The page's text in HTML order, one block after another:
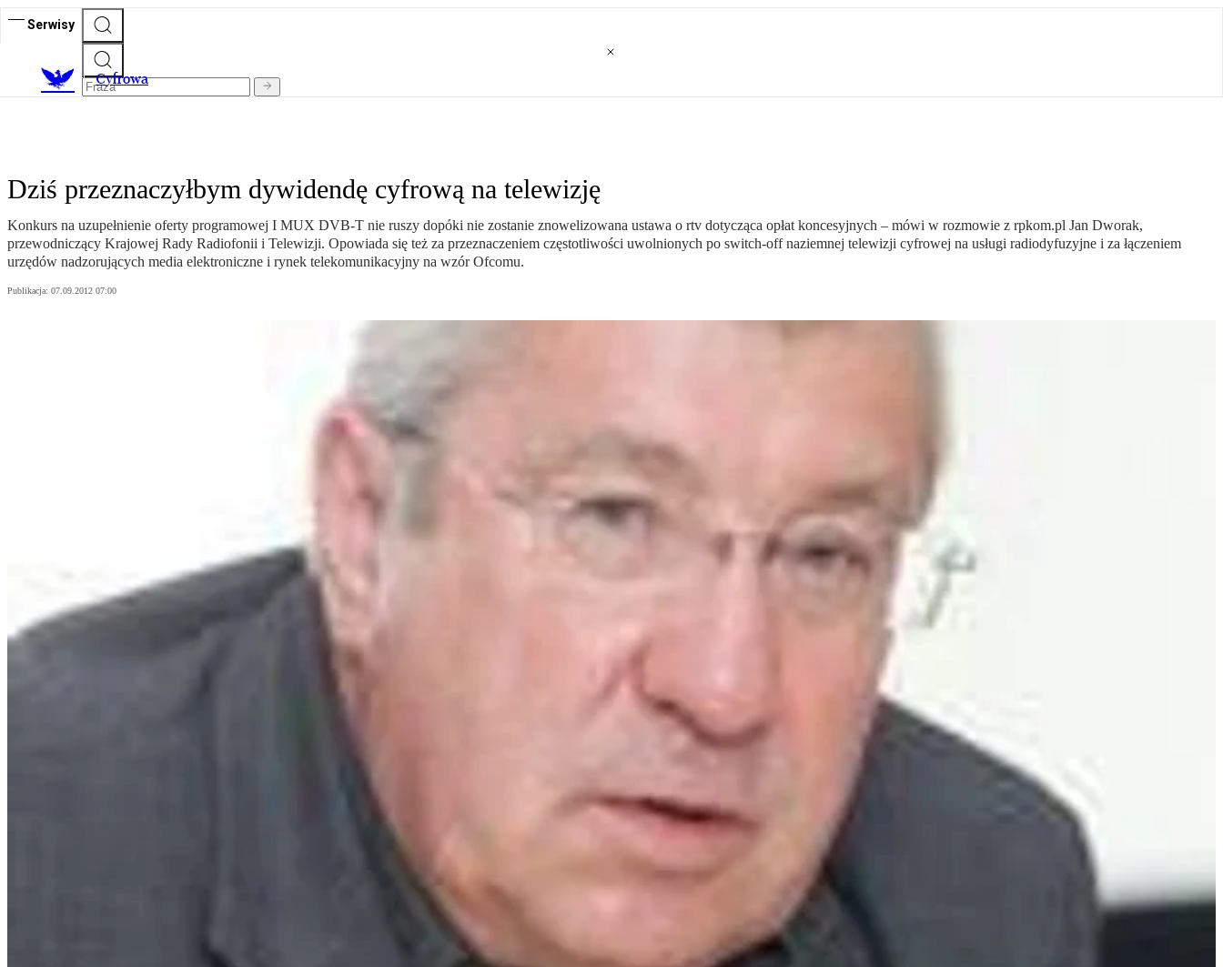
Serwisy
Cyfrowa
Dziś przeznaczyłbym dywidendę cyfrową na telewizję
Konkurs na uzupełnienie oferty programowej I MUX DVB-T nie ruszy dopóki nie zostanie znowelizowana ustawa o rtv dotycząca opłat koncesyjnych – mówi w rozmowie z rpkom.pl Jan Dworak,
przewodniczący Krajowej Rady Radiofonii i Telewizji. Opowiada się też za przeznaczeniem częstotliwości uwolnionych po switch-off naziemnej telewizji cyfrowej na usługi radiodyfuzyjne i za łączeniem
urzędów nadzorujących media elektroniczne i rynek telekomunikacyjny na wzór Ofcomu.
Publikacja: 07.09.2012 07:00